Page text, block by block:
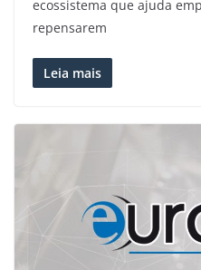
ecossistema que ajuda
repensarem
Leia mais